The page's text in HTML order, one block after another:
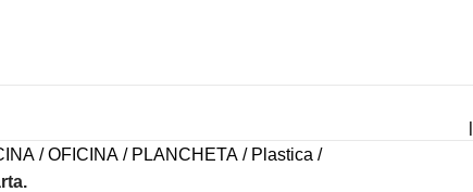
OFICINA PLANCHETA
Plastica